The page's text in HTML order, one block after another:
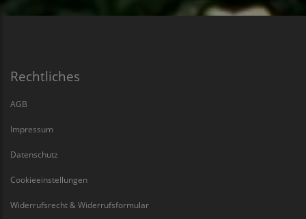
Rechtliches
AGB
Impressum
Datenschutz
Cookieeinstellungen
Widerrufsrecht & Widerrufsformular